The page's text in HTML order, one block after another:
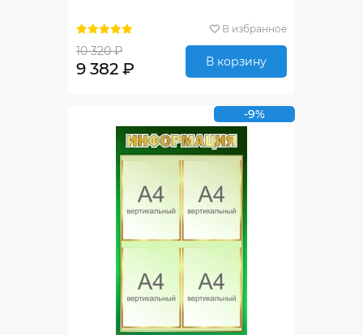
В избранное
10 320 ₽
9 382 ₽ В корзину
-9%